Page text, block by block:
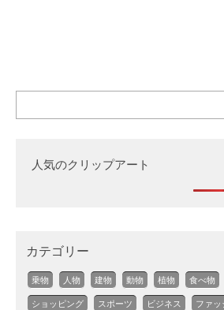
人気のクリップアート
カテゴリー
乗物 人物 建物 動物 植物 食べ物
ショッピング スポーツ ビジネス ファッ